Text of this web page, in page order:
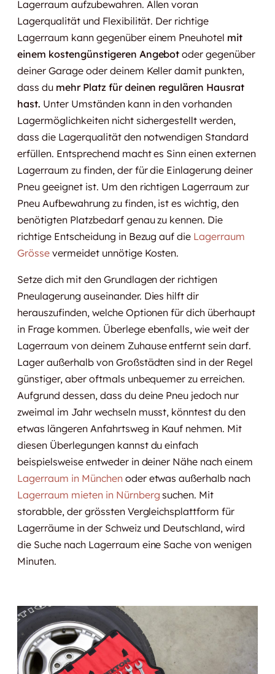
Lagerraum aufzubewahren. Allen voran
Lagerqualität und Flexibilität. Der richtige
Lagerraum kann gegenüber einem Pneuhotel mit
einem kostengünstigeren Angebot oder gegenüber
deiner Garage oder deinem Keller damit punkten,
dass du mehr Platz für deinen regulären Hausrat
hast. Unter Umständen kann in den vorhanden
Lagermöglichkeiten nicht sichergestellt werden,
dass die Lagerqualität den notwendigen Standard
erfüllen. Entsprechend macht es Sinn einen externen
Lagerraum zu finden, der für die Einlagerung deiner
Pneu geeignet ist. Um den richtigen Lagerraum zur
Pneu Aufbewahrung zu finden, ist es wichtig, den
benötigten Platzbedarf genau zu kennen. Die
richtige Entscheidung in Bezug auf die Lagerraum
Grössevermeidet unnötige Kosten.
Setze dich mit den Grundlagen der richtigen
Pneulagerung auseinander. Dies hilft dir
herauszufinden, welche Optionen für dich überhaupt
in Frage kommen. Überlege ebenfalls, wie weit der
Lagerraum von deinem Zuhause entfernt sein darf.
Lager außerhalb von Großstädten sind in der Regel
günstiger, aber oftmals unbequemer zu erreichen.
Aufgrund dessen, dass du deine Pneu jedoch nur
zweimal im Jahr wechseln musst, könntest du den
etwas längeren Anfahrtsweg in Kauf nehmen. Mit
diesen Überlegungen kannst du einfach
beispielsweise entweder in deiner Nähe nach einem
Lagerraum in München oder etwas außerhalb nach
Lagerraum mieten in Nürnberg suchen. Mit
storabble, der grössten Vergleichsplattform für
Lagerräume in der Schweiz und Deutschland, wird
die Suche nach Lagerraum eine Sache von wenigen
Minuten.